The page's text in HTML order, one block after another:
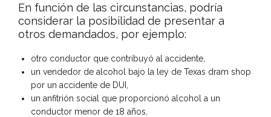
En función de las circunstancias, podría
considerar la posibilidad de presentar a
otros demandados, por ejemplo:
otro conductor que contribuyó al accidente,
un vendedor de alcohol bajo la ley de Texas dram shop
por un accidente de DUI,
un anfitrión social que proporcionó alcohol a un
conductor menor de 18 años,